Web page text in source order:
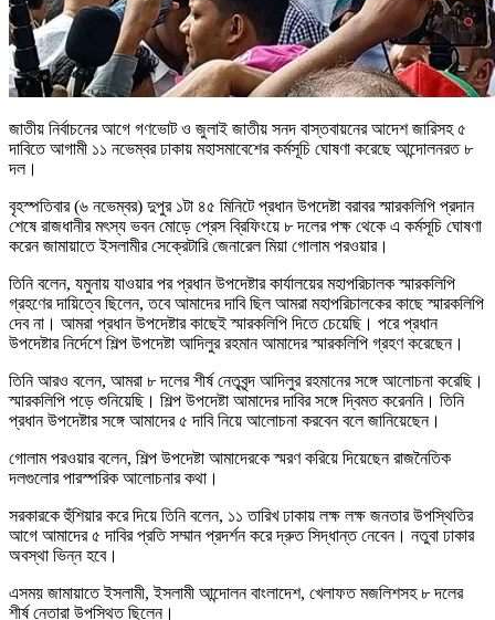
জাতীয় নির্বাচনের আগে গণভোট ও জুলাই জাতীয় সনদ বাস্তবায়নের আদেশ জারিসহ ৫
দাবিতে আগামী ১১ নভেম্বর ঢাকায় মহাসমাবেশের কর্মসূচি ঘোষণা করেছে আন্দোলনরত ৮
দল।
বৃহস্পতিবার (৬ নভেম্বর) দুপুর ১টা ৪৫ মিনিটে প্রধান উপদেষ্টা বরাবর স্মারকলিপি প্রদান
শেষে রাজধানীর মৎস্য ভবন মোড়ে প্রেস ব্রিফিংয়ে ৮ দলের পক্ষ থেকে এ কর্মসূচি ঘোষণা
করেন জামায়াতে ইসলামীর সেক্রেটারি জেনারেল মিয়া গোলাম পরওয়ার।
তিনি বলেন, যমুনায় যাওয়ার পর প্রধান উপদেষ্টার কার্যালয়ের মহাপরিচালক স্মারকলিপি
গ্রহণের দায়িত্বে ছিলেন, তবে আমাদের দাবি ছিল আমরা মহাপরিচালকের কাছে স্মারকলিপি
দেব না। আমরা প্রধান উপদেষ্টার কাছেই স্মারকলিপি দিতে চেয়েছি। পরে প্রধান
উপদেষ্টার নির্দেশে শিল্প উপদেষ্টা আদিলুর রহমান আমাদের স্মারকলিপি গ্রহণ করেছেন।
তিনি আরও বলেন, আমরা ৮ দলের শীর্ষ নেতৃবৃন্দ আদিলুর রহমানের সঙ্গে আলোচনা করেছি।
স্মারকলিপি পড়ে শুনিয়েছি। শিল্প উপদেষ্টা আমাদের দাবির সঙ্গে দ্বিমত করেননি। তিনি
প্রধান উপদেষ্টার সঙ্গে আমাদের ৫ দাবি নিয়ে আলোচনা করবেন বলে জানিয়েছেন।
গোলাম পরওয়ার বলেন, শিল্প উপদেষ্টা আমাদেরকে স্মরণ করিয়ে দিয়েছেন রাজনৈতিক
দলগুলোর পারস্পরিক আলোচনার কথা।
সরকারকে হুঁশিয়ার করে দিয়ে তিনি বলেন, ১১ তারিখ ঢাকায় লক্ষ লক্ষ জনতার উপস্থিতির
আগে আমাদের ৫ দাবির প্রতি সম্মান প্রদর্শন করে দ্রুত সিদ্ধান্ত নেবেন। নতুবা ঢাকার
অবস্থা ভিন্ন হবে।
এসময় জামায়াতে ইসলামী, ইসলামী আন্দোলন বাংলাদেশ, খেলাফত মজলিশসহ ৮ দলের
শীর্ষ নেতারা উপস্থিত ছিলেন।